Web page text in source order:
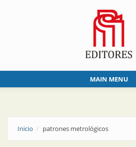
MAIN MENU
Inicio patrones metrológicos